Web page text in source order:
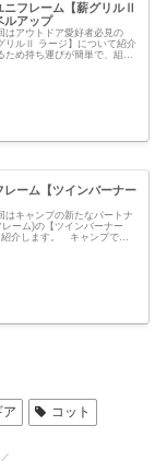
ニフレーム【薪グリルⅡ
ルアップ
はアウトドア愛好者必見の
リルⅡ ラージ】について紹介
め持ち運びが簡単で、組み
ーム【ツインバーナー
はキャンプの新たなパートナ
ーム)の【ツインバーナー
介します。 キャンプでの
ア コット